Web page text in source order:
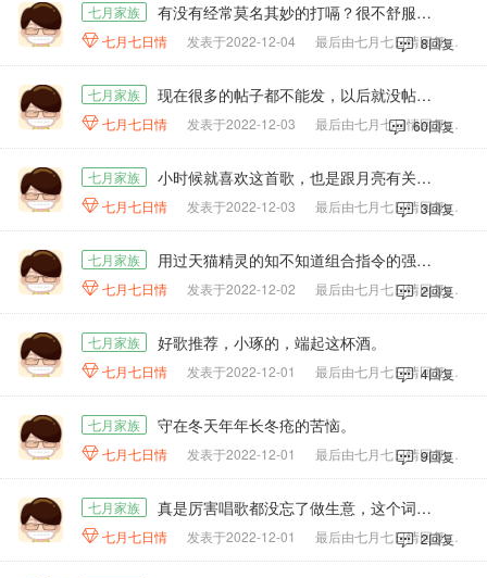
七月家族 有没有经常莫名其妙的打嗝？很不舒服还停不下来。
七月七日情 发表于2022-12-04 最后由七月七日情回复于2022-12-04
8回复
七月家族 现在很多的帖子都不能发，以后就没帖可发。
七月七日情 发表于2022-12-03 最后由七月七日情回复于2022-12-06
60回复
七月家族 小时候就喜欢这首歌，也是跟月亮有关，听不懂歌词把月亮走我也走都不知道唱到哪里去了。
七月七日情 发表于2022-12-03 最后由七月七日情回复于2022-12-03
3回复
七月家族 用过天猫精灵的知不知道组合指令的强大功能。
七月七日情 发表于2022-12-02 最后由七月七日情回复于2022-12-03
2回复
七月家族 好歌推荐，小琢的，端起这杯酒。
七月七日情 发表于2022-12-01 最后由七月七日情回复于2022-12-03
4回复
七月家族 守在冬天年年长冬疮的苦恼。
七月七日情 发表于2022-12-01 最后由七月七日情回复于2022-12-03
9回复
七月家族 真是厉害唱歌都没忘了做生意，这个词写的有意思。
七月七日情 发表于2022-12-01 最后由七月七日情回复于2022-12-01
2回复